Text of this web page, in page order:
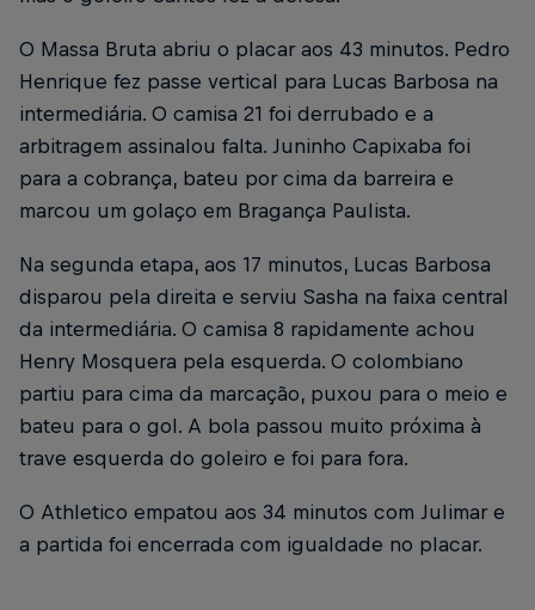
O Massa Bruta abriu o placar aos 43 minutos. Pedro
Henrique fez passe vertical para Lucas Barbosa na
intermediária. O camisa 21 foi derrubado e a
arbitragem assinalou falta. Juninho Capixaba foi
para a cobrança, bateu por cima da barreira e
marcou um golaço em Bragança Paulista.
Na segunda etapa, aos 17 minutos, Lucas Barbosa
disparou pela direita e serviu Sasha na faixa central
da intermediária. O camisa 8 rapidamente achou
Henry Mosquera pela esquerda. O colombiano
partiu para cima da marcação, puxou para o meio e
bateu para o gol. A bola passou muito próxima à
trave esquerda do goleiro e foi para fora.
O Athletico empatou aos 34 minutos com Julimar e
a partida foi encerrada com igualdade no placar.